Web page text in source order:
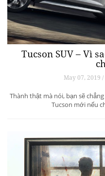
Tucson SUV – Vì
May 07, 2019
Thành thật mà nói, bạn sẽ
Tucson mới nếu